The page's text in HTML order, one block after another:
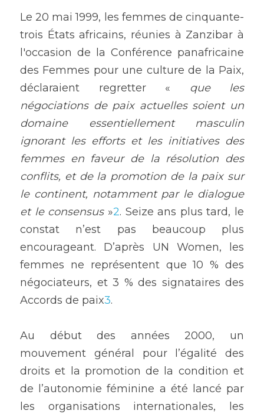
Le 20 mai 1999, les femmes de cinquante-
trois États africains, réunies à Zanzibar à
l'occasion de la Conférence panafricaine
des Femmes pour une culture de la Paix,
déclaraient regretter « que les
négociations de paix actuelles soient un
domaine essentiellement masculin
ignorant les efforts et les initiatives des
femmes en faveur de la résolution des
conflits, et de la promotion de la paix sur
le continent, notamment par le dialogue
et le consensus »2. Seize ans plus tard, le
constat n’est pas beaucoup plus
encourageant. D’après UN Women, les
femmes ne représentent que 10 % des
négociateurs, et 3 % des signataires des
Accords de paix3.
Au début des années 2000, un
mouvement général pour l’égalité des
droits et la promotion de la condition et
de l’autonomie féminine a été lancé par
les organisations internationales, les